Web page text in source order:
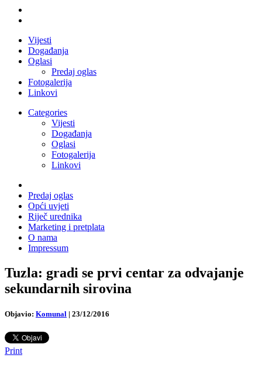
Vijesti
Događanja
Oglasi
Predaj oglas
Fotogalerija
Linkovi
Categories
Vijesti
Događanja
Oglasi
Fotogalerija
Linkovi
Predaj oglas
Opći uvjeti
Riječ urednika
Marketing i pretplata
O nama
Impressum
Tuzla: gradi se prvi centar za odvajanje
sekundarnih sirovina
Objavio: Komunal | 23/12/2016
Print